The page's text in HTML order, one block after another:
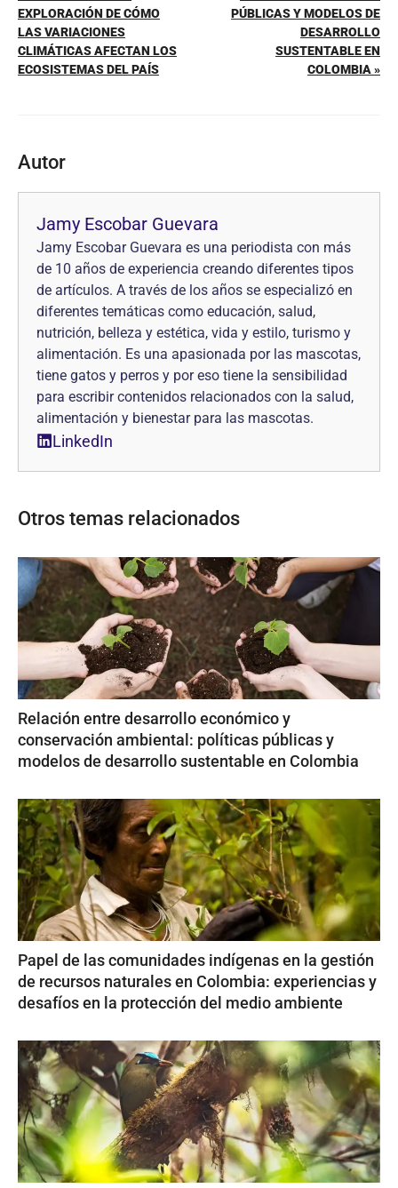
EXPLORACIÓN DE CÓMO
LAS VARIACIONES
CLIMÁTICAS AFECTAN LOS
ECOSISTEMAS DEL PAÍS
PÚBLICAS Y MODELOS DE
DESARROLLO
SUSTENTABLE EN
COLOMBIA »
Autor
Jamy Escobar Guevara
Jamy Escobar Guevara es una periodista con más
de 10 años de experiencia creando diferentes tipos
de artículos. A través de los años se especializó en
diferentes temáticas como educación, salud,
nutrición, belleza y estética, vida y estilo, turismo y
alimentación. Es una apasionada por las mascotas,
tiene gatos y perros y por eso tiene la sensibilidad
para escribir contenidos relacionados con la salud,
alimentación y bienestar para las mascotas.
LinkedIn
Otros temas relacionados
Relación entre desarrollo económico y
conservación ambiental: políticas públicas y
modelos de desarrollo sustentable en Colombia
Papel de las comunidades indígenas en la gestión
de recursos naturales en Colombia: experiencias y
desafíos en la protección del medio ambiente